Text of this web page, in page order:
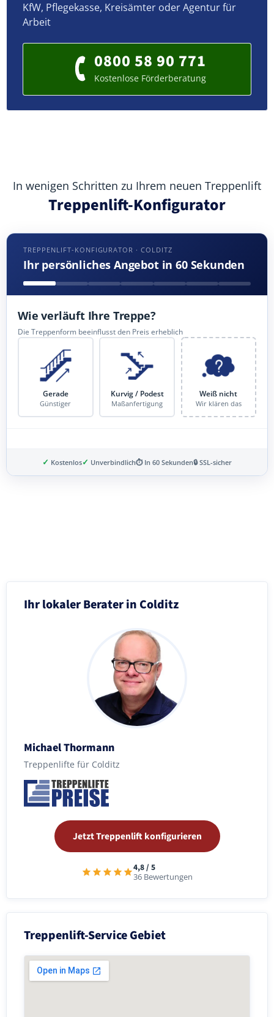
KfW, Pflegekasse, Kreisämter oder Agentur für
Arbeit
0800 58 90 771
Kostenlose Förderberatung
In wenigen Schritten zu Ihrem neuen Treppenlift
Treppenlift-Konfigurator
TREPPENLIFT-KONFIGURATOR · COLDITZ
Ihr persönliches Angebot in 60 Sekunden
Wie verläuft Ihre Treppe?
Die Treppenform beeinflusst den Preis erheblich
Gerade
Günstiger
Kurvig / Podest
Maßanfertigung
Weiß nicht
Wir klären das
✓ Kostenlos✓ Unverbindlich⏱ In 60 Sekunden🔒 SSL-sicher
Ihr lokaler Berater in Colditz
Michael Thormann
Treppenlifte für Colditz
Jetzt Treppenlift konfigurieren
4,8 / 5
36 Bewertungen
Treppenlift-Service Gebiet